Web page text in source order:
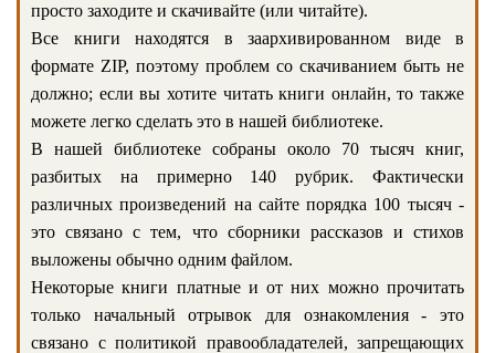
просто заходите и скачивайте (или читайте).
Все книги находятся в заархивированном виде в
формате ZIP, поэтому проблем со скачиванием быть не
должно; если вы хотите читать книги онлайн, то также
можете легко сделать это в нашей библиотеке.
В нашей библиотеке собраны около 70 тысяч книг,
разбитых на примерно 140 рубрик. Фактически
различных произведений на сайте порядка 100 тысяч -
это связано с тем, что сборники рассказов и стихов
выложены обычно одним файлом.
Некоторые книги платные и от них можно прочитать
только начальный отрывок для ознакомления - это
связано с политикой правообладателей, запрещающих